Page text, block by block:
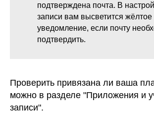
подтверждена почта. В
записи вам высветится жёлтое
уведомление, если почту
подтвердить.
Проверить привязана ли ваша
можно в разделе "Приложения и
записи".